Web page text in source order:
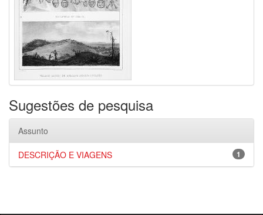
Sugestões de pesquisa
Assunto
1
DESCRIÇÃO E VIAGENS